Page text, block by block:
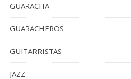
GUARACHA
GUARACHEROS
GUITARRISTAS
JAZZ